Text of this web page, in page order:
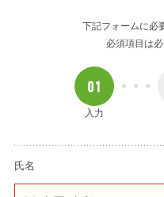
下記フォームに必
必須項目は
入力
氏名